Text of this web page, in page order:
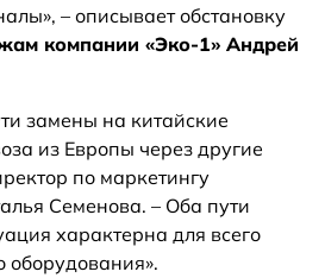
– описывает обстановку
компании «Эко-1» Андрей
замены на китайские
из Европы через другие
по маркетингу
Семенова. – Оба пути
характерна для всего
оборудования».